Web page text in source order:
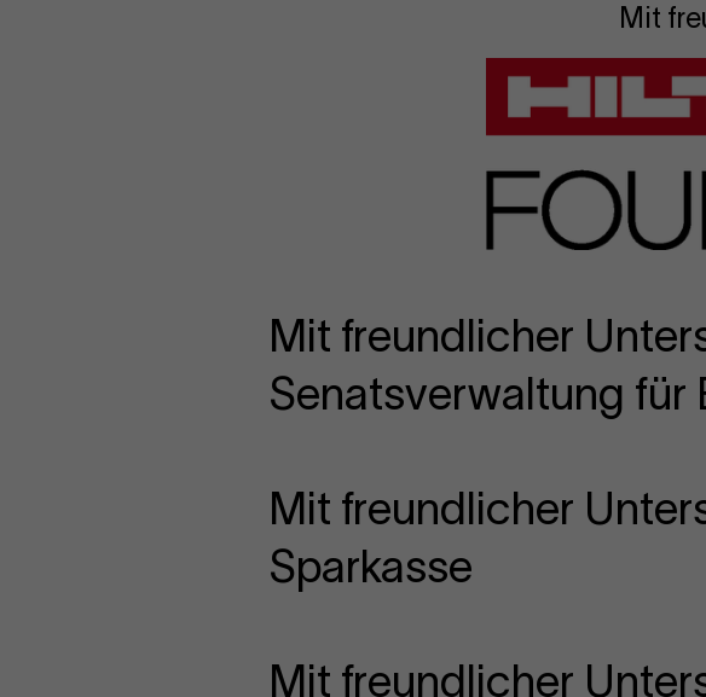
Mit
Mit freundlicher
Senatsverwaltung für
Mit freundlicher
Sparkasse
Mit freundlicher